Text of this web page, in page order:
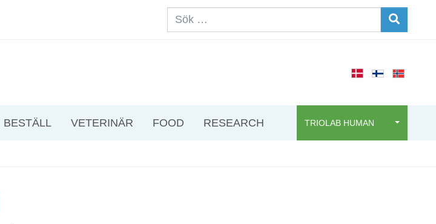
BESTÄLL VETERINÄR FOOD RESEARCH TRIOLAB HUMAN